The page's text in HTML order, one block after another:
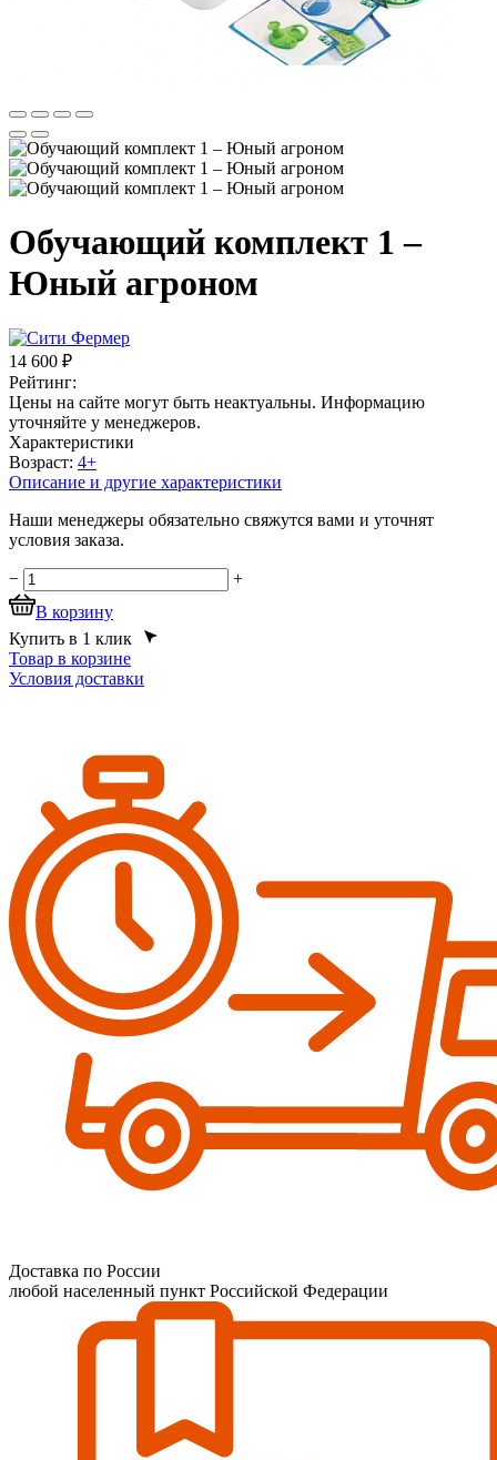
Обучающий комплект 1 –
Юный агроном
14 600 ₽
Рейтинг:
Цены на сайте могут быть неактуальны. Информацию
уточняйте у менеджеров.
Характеристики
Возраст: 4+
Описание и другие характеристики
Наши менеджеры обязательно свяжутся вами и уточнят
условия заказа.
−
+
В корзину
Купить в 1 клик
Товар в корзине
Условия доставки
Доставка по России
любой населенный пункт Российской Федерации